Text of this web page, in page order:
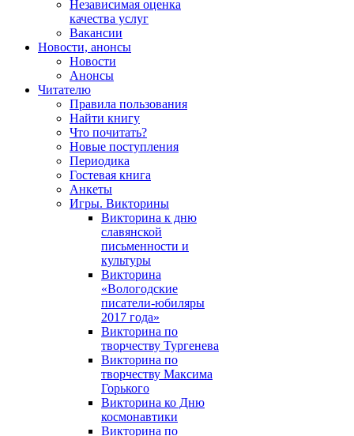
Независимая оценка
качества услуг
Вакансии
Новости, анонсы
Новости
Анонсы
Читателю
Правила пользования
Найти книгу
Что почитать?
Новые поступления
Периодика
Гостевая книга
Анкеты
Игры. Викторины
Викторина к дню
славянской
письменности и
культуры
Викторина
«Вологодские
писатели-юбиляры
2017 года»
Викторина по
творчеству Тургенева
Викторина по
творчеству Максима
Горького
Викторина ко Дню
космонавтики
Викторина по